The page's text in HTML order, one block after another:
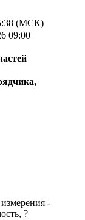
(МСК)
09:00
-
?